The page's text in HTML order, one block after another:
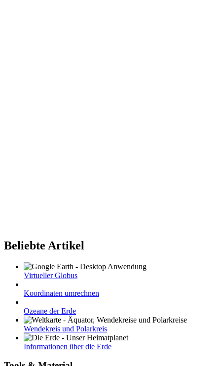
Beliebte Artikel
Virtueller Globus
Koordinaten umrechnen
Ozeane der Erde
Wendekreis und Polarkreis
Informationen über die Erde